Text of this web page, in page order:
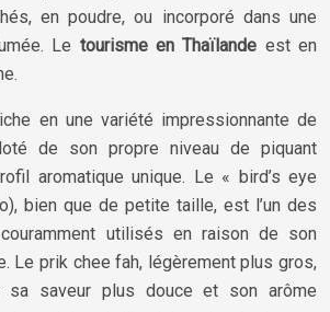
en poudre, ou incorporé dans une
Le tourisme en Thaïlande est en
en une variété impressionnante de
de son propre niveau de piquant
aromatique unique. Le « bird’s eye
bien que de petite taille, est l’un des
utilisés en raison de son
Le prik chee fah, légèrement plus gros,
sa saveur plus douce et son arôme